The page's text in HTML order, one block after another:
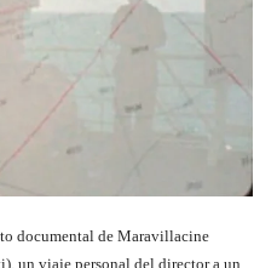
documental de Maravillacine
un viaje personal del director a un